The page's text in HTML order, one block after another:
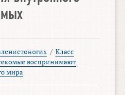
/ Класс
воспринимают
мира